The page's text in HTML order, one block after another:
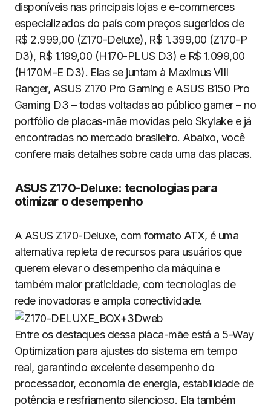
disponíveis nas principais lojas e e-commerces
especializados do país com preços sugeridos de
R$ 2.999,00 (Z170-Deluxe), R$ 1.399,00 (Z170-P
D3), R$ 1.199,00 (H170-PLUS D3) e R$ 1.099,00
(H170M-E D3). Elas se juntam à Maximus VIII
Ranger, ASUS Z170 Pro Gaming e ASUS B150 Pro
Gaming D3 – todas voltadas ao público gamer – no
portfólio de placas-mãe movidas pelo Skylake e já
encontradas no mercado brasileiro. Abaixo, você
confere mais detalhes sobre cada uma das placas.
ASUS Z170-Deluxe: tecnologias para
otimizar o desempenho
A ASUS Z170-Deluxe, com formato ATX, é uma
alternativa repleta de recursos para usuários que
querem elevar o desempenho da máquina e
também maior praticidade, com tecnologias de
rede inovadoras e ampla conectividade.
Entre os destaques dessa placa-mãe está a 5-Way
Optimization para ajustes do sistema em tempo
real, garantindo excelente desempenho do
processador, economia de energia, estabilidade de
potência e resfriamento silencioso. Ela também